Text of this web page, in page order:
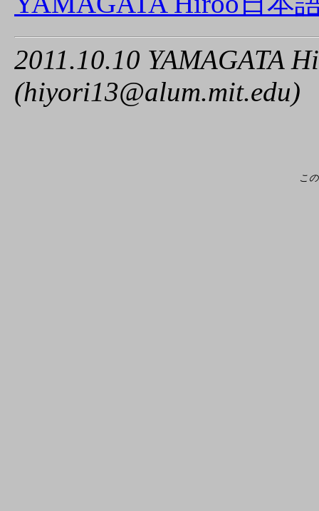
2011.10.10 YAMAGATA
(hiyori13@alum.mit.edu)
こ